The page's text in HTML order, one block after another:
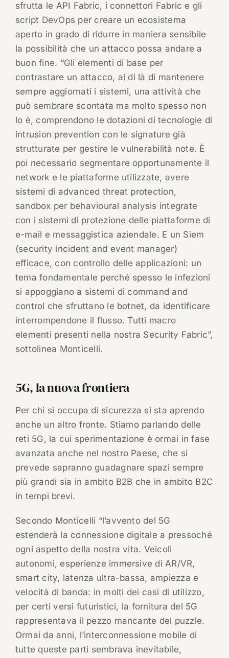
sfrutta le API Fabric, i connettori Fabric e gli
script DevOps per creare un ecosistema
aperto in grado di ridurre in maniera sensibile
la possibilità che un attacco possa andare a
buon fine. “Gli elementi di base per
contrastare un attacco, al di là di mantenere
sempre aggiornati i sistemi, una attività che
può sembrare scontata ma molto spesso non
lo è, comprendono le dotazioni di tecnologie di
intrusion prevention con le signature già
strutturate per gestire le vulnerabilità note. È
poi necessario segmentare opportunamente il
network e le piattaforme utilizzate, avere
sistemi di advanced threat protection,
sandbox per behavioural analysis integrate
con i sistemi di protezione delle piattaforme di
e-mail e messaggistica aziendale. E un Siem
(security incident and event manager)
efficace, con controllo delle applicazioni: un
tema fondamentale perché spesso le infezioni
si appoggiano a sistemi di command and
control che sfruttano le botnet, da identificare
interrompendone il flusso. Tutti macro
elementi presenti nella nostra Security Fabric”,
sottolinea Monticelli.
5G, la nuova frontiera
Per chi si occupa di sicurezza si sta aprendo
anche un altro fronte. Stiamo parlando delle
reti 5G, la cui sperimentazione è ormai in fase
avanzata anche nel nostro Paese, che si
prevede sapranno guadagnare spazi sempre
più grandi sia in ambito B2B che in ambito B2C
in tempi brevi.
Secondo Monticelli “l’avvento del 5G
estenderà la connessione digitale a pressoché
ogni aspetto della nostra vita. Veicoli
autonomi, esperienze immersive di AR/VR,
smart city, latenza ultra-bassa, ampiezza e
velocità di banda: in molti dei casi di utilizzo,
per certi versi futuristici, la fornitura del 5G
rappresentava il pezzo mancante del puzzle.
Ormai da anni, l’interconnessione mobile di
tutte queste parti sembrava inevitabile,